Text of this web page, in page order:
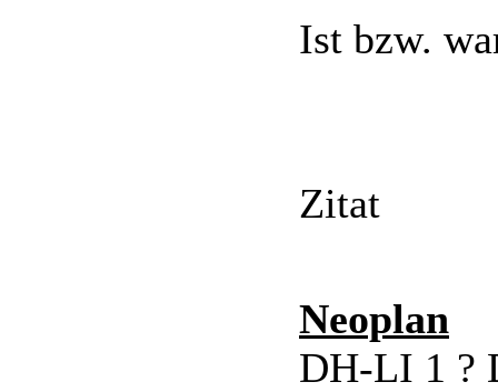
Ist bzw.
Zitat
Neoplan
DH-LI 1 ?